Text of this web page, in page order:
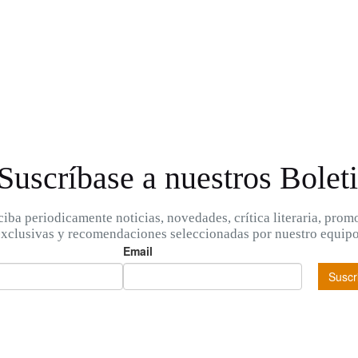
a nuestros
periodicamente noticias, novedades, crítica literaria,
y recomendaciones seleccionadas por nuestro